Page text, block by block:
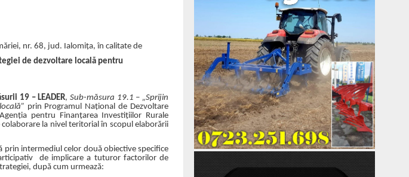
nr. 68, jud. Ialomița, în calitate de
de dezvoltare locală pentru
19 – LEADER, Sub-măsura 19.1 – „Sprijin
prin Programul Național de Dezvoltare
pentru Finanțarea Investițiilor Rurale
la nivel teritorial în scopul elaborării
prin intermediul celor două obiective specifice
de implicare a tuturor factorilor de
după cum urmează: